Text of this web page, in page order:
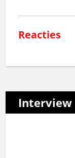
Reacties
Interview